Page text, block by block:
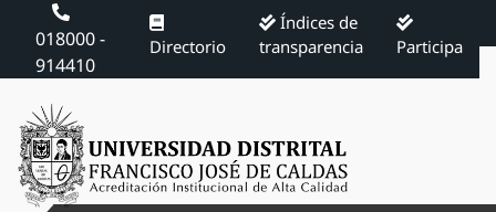
018000 -
914410
Directorio
Índices de
transparencia
Participa